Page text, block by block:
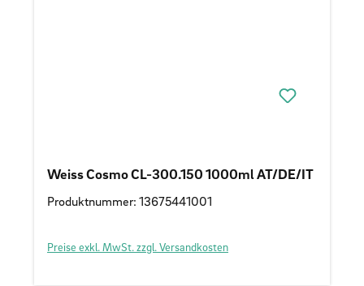
Weiss Cosmo CL-300.150 1000ml AT/DE/IT
Produktnummer: 13675441001
Preise exkl. MwSt. zzgl. Versandkosten